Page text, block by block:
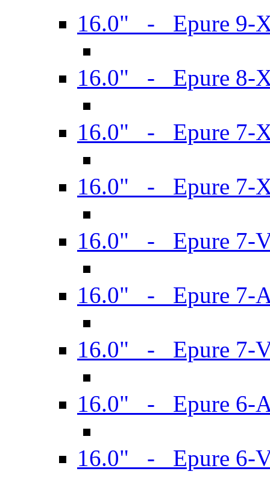
16.0" - Epure 9-
16.0" - Epure 8-
16.0" - Epure 7-
16.0" - Epure 7-
16.0" - Epure 7-
16.0" - Epure 7-
16.0" - Epure 7-
16.0" - Epure 6-
16.0" - Epure 6-